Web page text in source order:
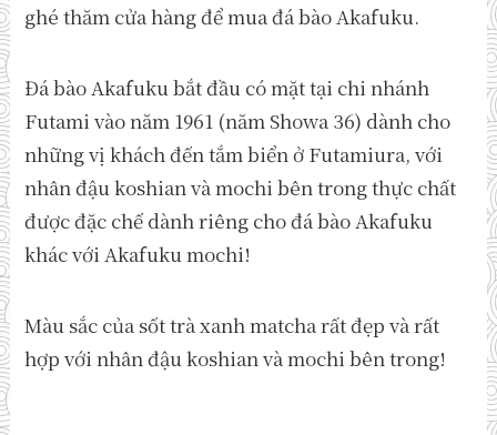
ghé thăm cửa hàng để mua đá bào Akafuku.
Đá bào Akafuku bắt đầu có mặt tại chi nhánh
Futami vào năm 1961 (năm Showa 36) dành cho
những vị khách đến tắm biển ở Futamiura, với
nhân đậu koshian và mochi bên trong thực chất
được đặc chế dành riêng cho đá bào Akafuku
khác với Akafuku mochi!
Màu sắc của sốt trà xanh matcha rất đẹp và rất
hợp với nhân đậu koshian và mochi bên trong!